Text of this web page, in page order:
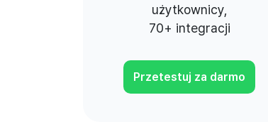
użytkownicy,
70+ integracji
Przetestuj za darmo